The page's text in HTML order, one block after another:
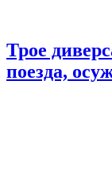
Трое
поезда,